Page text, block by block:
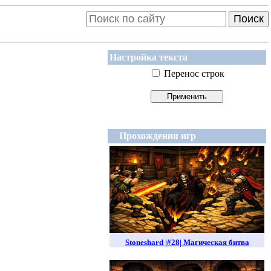
Поиск
Настройка текста
Перенос строк
Прохождения игр
Stoneshard |#28| Магическая битва